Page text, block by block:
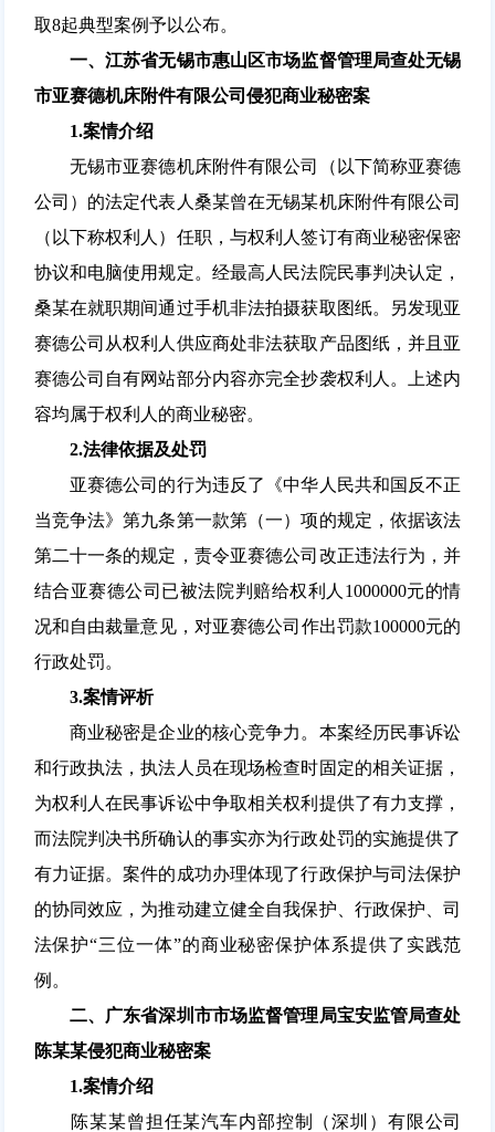
取8起典型案例予以公布。
一、江苏省无锡市惠山区市场监督管理局查处无锡
市亚赛德机床附件有限公司侵犯商业秘密案
1.案情介绍
无锡市亚赛德机床附件有限公司（以下简称亚赛德
公司）的法定代表人桑某曾在无锡某机床附件有限公司
（以下称权利人）任职，与权利人签订有商业秘密保密
协议和电脑使用规定。经最高人民法院民事判决认定，
桑某在就职期间通过手机非法拍摄获取图纸。另发现亚
赛德公司从权利人供应商处非法获取产品图纸，并且亚
赛德公司自有网站部分内容亦完全抄袭权利人。上述内
容均属于权利人的商业秘密。
2.法律依据及处罚
亚赛德公司的行为违反了《中华人民共和国反不正
当竞争法》第九条第一款第（一）项的规定，依据该法
第二十一条的规定，责令亚赛德公司改正违法行为，并
结合亚赛德公司已被法院判赔给权利人1000000元的情
况和自由裁量意见，对亚赛德公司作出罚款100000元的
行政处罚。
3.案情评析
商业秘密是企业的核心竞争力。本案经历民事诉讼
和行政执法，执法人员在现场检查时固定的相关证据，
为权利人在民事诉讼中争取相关权利提供了有力支撑，
而法院判决书所确认的事实亦为行政处罚的实施提供了
有力证据。案件的成功办理体现了行政保护与司法保护
的协同效应，为推动建立健全自我保护、行政保护、司
法保护“三位一体”的商业秘密保护体系提供了实践范
例。
二、广东省深圳市市场监督管理局宝安监管局查处
陈某某侵犯商业秘密案
1.案情介绍
陈某某曾担任某汽车内部控制（深圳）有限公司